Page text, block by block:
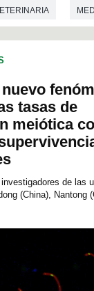
tasas de
meiótica
de las
(China), Nantong